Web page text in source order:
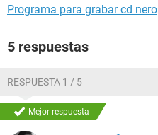
Programa para grabar cd nero
5 respuestas
RESPUESTA 1 / 5
Mejor respuesta